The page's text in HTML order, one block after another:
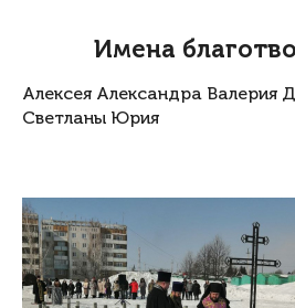
Имена
Алексея Александра Валерия
Светланы Юрия